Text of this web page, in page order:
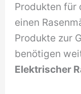
Produkten für
einen
Produkte zur
benötigen
Elektrischer